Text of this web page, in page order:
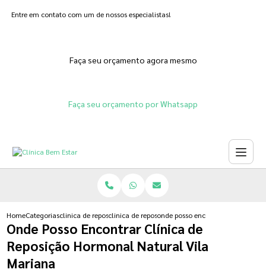
Entre em contato com um de nossos especialistas!
Faça seu orçamento agora mesmo
Faça seu orçamento por Whatsapp
HomeCategoriasclinica de reposicao hormonalclinica de reposicao hormonal feminina natural
onde posso encontrar clinica de
Onde Posso Encontrar Clínica de
Reposição Hormonal Natural Vila
Mariana